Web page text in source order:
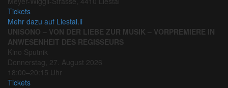
Tickets
Mehr dazu auf Liestal.li
UNISONO – VON DER LIEBE ZUR MUSIK – VORPREMIERE IN
ANWESENHEIT DES REGISSEURS
Kino Sputnik
Donnerstag, 27. August 2026
18:00–20:15 Uhr
Tickets